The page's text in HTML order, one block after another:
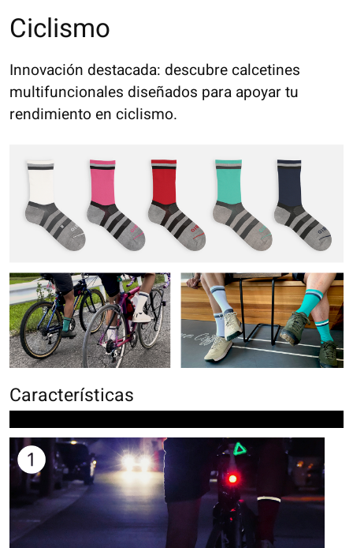
Ciclismo
Innovación destacada: descubre calcetines
multifuncionales diseñados para apoyar tu
rendimiento en ciclismo.
Características